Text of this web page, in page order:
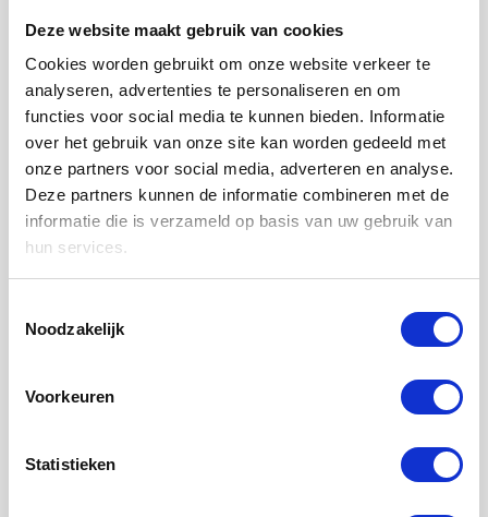
Deze website maakt gebruik van cookies
Cookies worden gebruikt om onze website verkeer te
analyseren, advertenties te personaliseren en om
functies voor social media te kunnen bieden. Informatie
over het gebruik van onze site kan worden gedeeld met
onze partners voor social media, adverteren en analyse.
Deze partners kunnen de informatie combineren met de
informatie die is verzameld op basis van uw gebruik van
hun services.
Noodzakelijk
Voorkeuren
Statistieken
Categorieën
WTW FILTERS
LUCHTVERWARMING FILTERS
FILTERDOEKEN / MATTEN
KEGELFILTERS - CONISCHE FILTERS
ONDERHOUD WTW VENTILATIE